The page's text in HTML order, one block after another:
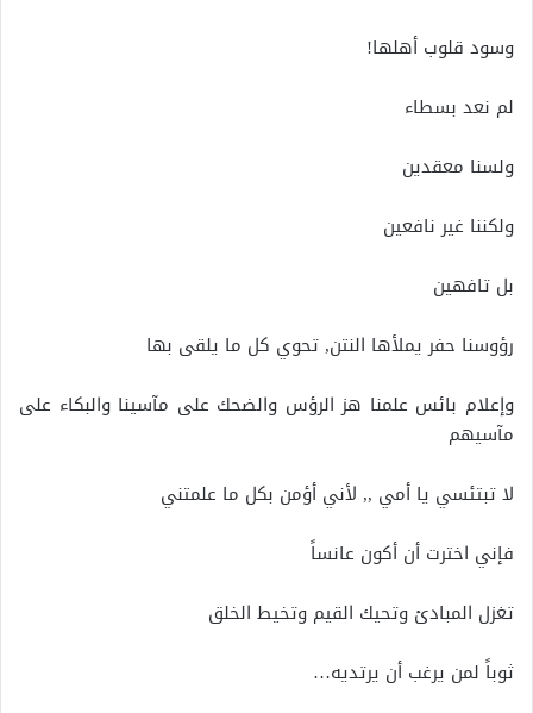
وسود قلوب أهلها!
لم نعد بسطاء
ولسنا معقدين
ولكننا غير نافعين
بل تافهين
رؤوسنا حفر يملأها النتن, تحوي كل ما يلقى بها
وإعلام بائس علمنا هز الرؤس والضحك على مآسينا والبكاء على
مآسيهم
لا تبتئسي يا أمي ,, لأني أؤمن بكل ما علمتني
فإني اخترت أن أكون عانساً
تغزل المبادئ وتحيك القيم وتخيط الخلق
ثوباً لمن يرغب أن يرتديه…